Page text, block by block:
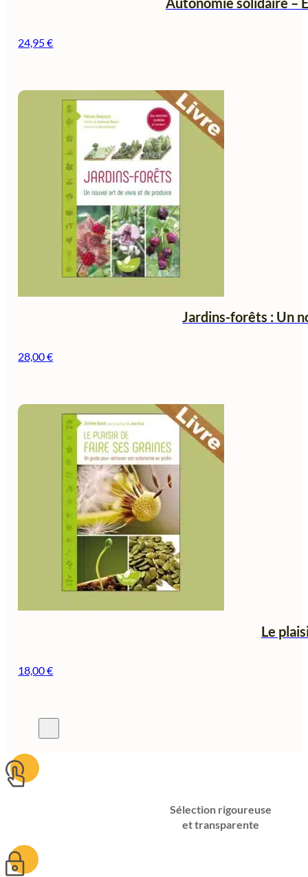
24,95€
Jardins-forêts : Un
28,00€
Le
18,00€
Sélection rigoureuse
et transparente